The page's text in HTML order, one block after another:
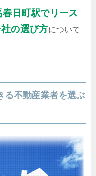
春日町駅でリース
の選び方について
る不動産業者を選ぶ